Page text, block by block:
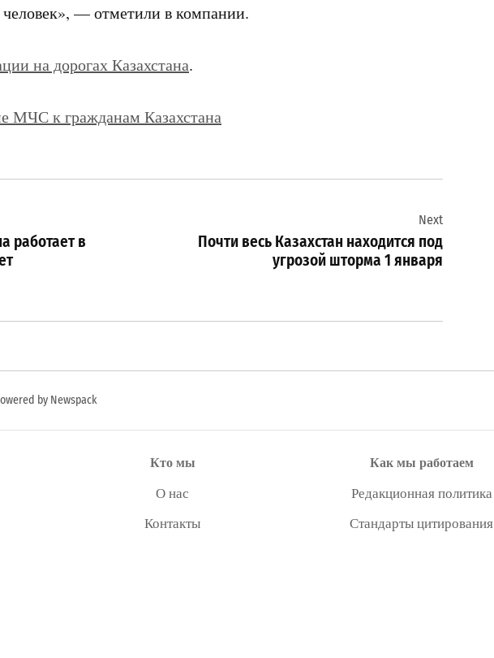
— отметили в компании.
на дорогах Казахстана.
МЧС к гражданам Казахстана
работает в
Next
Почти весь Казахстан находится под
угрозой шторма 1 января
by Newspack
Кто мы
О нас
Контакты
Как мы работаем
Редакционная политика
Стандарты цитирования